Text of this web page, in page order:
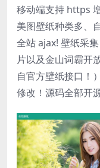
移动端支持 https
美图壁纸种类多、
全站 ajax! 壁纸采
片以及金山词霸开
自官方壁纸接口！
修改！源码全部开